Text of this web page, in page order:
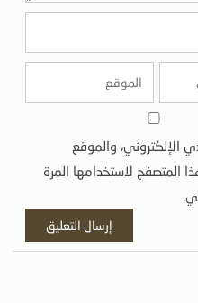
الإلكتروني، والموقع
المتصفح لاستخدامها المرة